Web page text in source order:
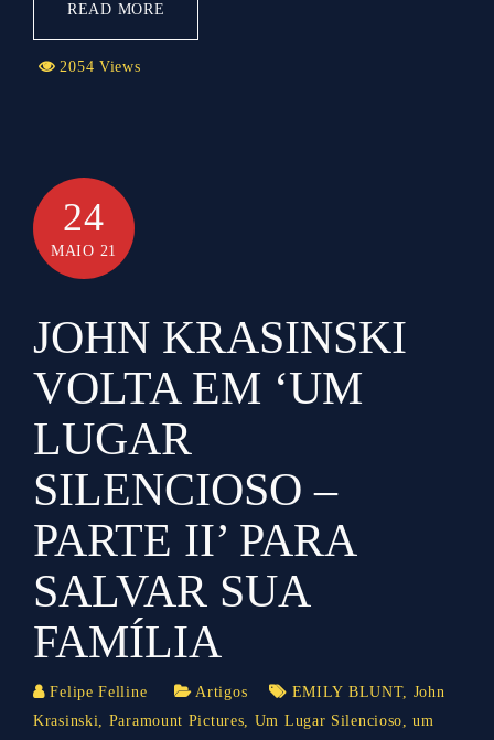
READ MORE
2054 Views
24
MAIO 21
JOHN KRASINSKI
VOLTA EM ‘UM
LUGAR
SILENCIOSO –
PARTE II’ PARA
SALVAR SUA
FAMÍLIA
Felipe Felline Artigos EMILY BLUNT, John
Krasinski, Paramount Pictures, Um Lugar Silencioso,um